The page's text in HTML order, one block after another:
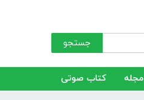
جستجو
مجله کتاب صوتی